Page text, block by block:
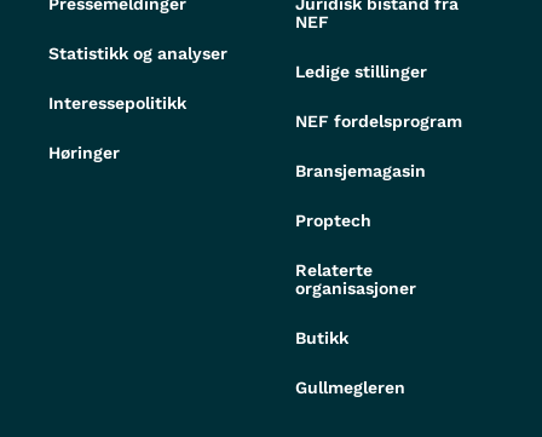
Statistikk og analyser
Interessepolitikk
Høringer
NEF
Ledige stillinger
NEF fordelsprogram
Bransjemagasin
Proptech
Relaterte
organisasjoner
Butikk
Gullmegleren